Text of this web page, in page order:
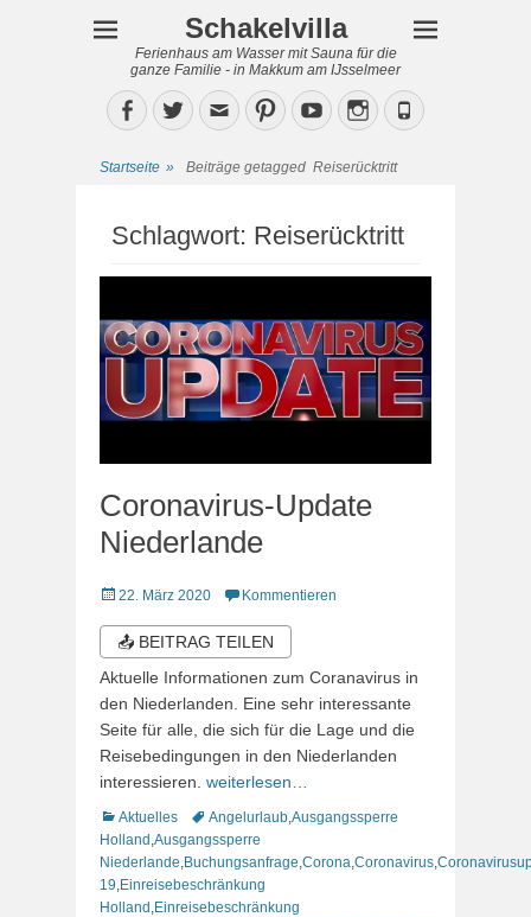
Schakelvilla
Ferienhaus am Wasser mit Sauna für die
ganze Familie - in Makkum am IJsselmeer
Facebook
TwitterEmailPinterestYouTubeInstagram
Phone
Startseite » Beiträge getagged Reiserücktritt
Schlagwort: Reiserücktritt
Coronavirus-Update
Niederlande
Veröffentlicht
22. März 2020 Kommentieren
📤 BEITRAG TEILEN
Aktuelle Informationen zum Coranavirus in
den Niederlanden. Eine sehr interessante
Seite für alle, die sich für die Lage und die
Reisebedingungen in den Niederlanden
interessieren. weiterlesen…
Kategorien
Aktuelles Schlagworte
Angelurlaub Ausgangssperre
Holland Ausgangssperre
Niederlande Buchungsanfrage Corona Coronavirus
19 Einreisebeschränkung
Holland Einreisebeschränkung